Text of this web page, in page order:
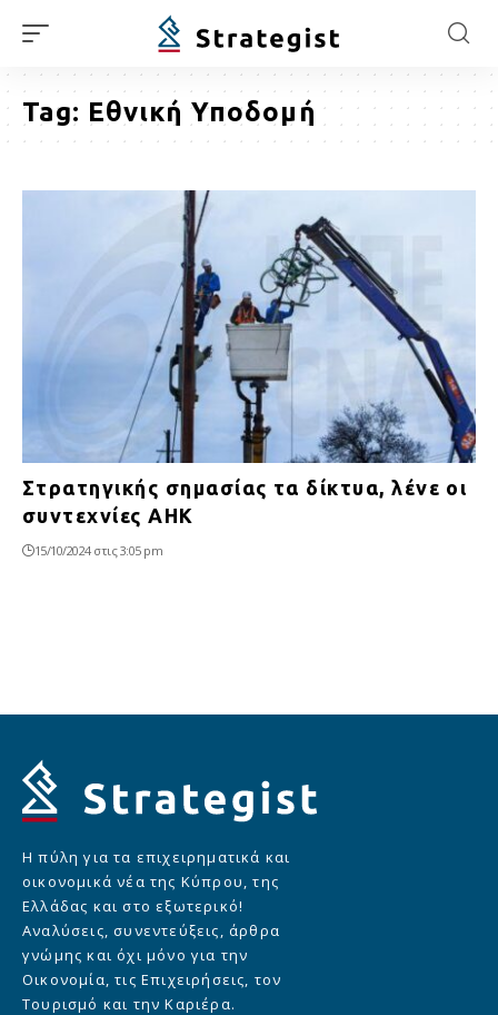
Tag: Εθνική Υποδομή
Στρατηγικής σημασίας τα δίκτυα, λένε οι
συντεχνίες ΑΗΚ
15/10/2024 στις 3:05 pm
Η πύλη για τα επιχειρηματικά και
οικονομικά νέα της Κύπρου, της
Ελλάδας και στο εξωτερικό!
Αναλύσεις, συνεντεύξεις, άρθρα
γνώμης και όχι μόνο για την
Οικονομία, τις Επιχειρήσεις, τον
Τουρισμό και την Καριέρα.